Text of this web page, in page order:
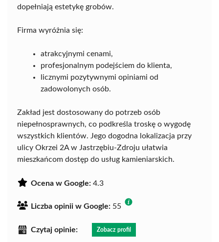
dopełniają estetykę grobów.
Firma wyróżnia się:
atrakcyjnymi cenami,
profesjonalnym podejściem do klienta,
licznymi pozytywnymi opiniami od
zadowolonych osób.
Zakład jest dostosowany do potrzeb osób
niepełnosprawnych, co podkreśla troskę o wygodę
wszystkich klientów. Jego dogodna lokalizacja przy
ulicy Okrzei 2A w Jastrzębiu-Zdroju ułatwia
mieszkańcom dostęp do usług kamieniarskich.
Ocena w Google: 4.3
Liczba opinii w Google: 55
Czytaj opinie: Zobacz profil